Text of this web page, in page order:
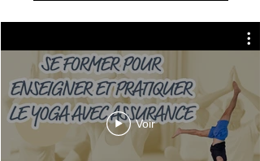
Voir